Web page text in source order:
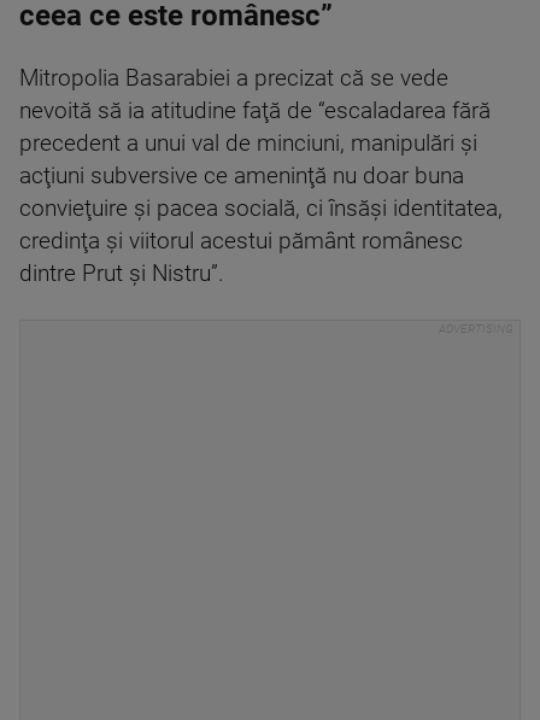
ceea ce este românesc”
Mitropolia Basarabiei a precizat că se vede
nevoită să ia atitudine faţă de “escaladarea fără
precedent a unui val de minciuni, manipulări şi
acţiuni subversive ce ameninţă nu doar buna
convieţuire şi pacea socială, ci însăşi identitatea,
credinţa şi viitorul acestui pământ românesc
dintre Prut şi Nistru”.